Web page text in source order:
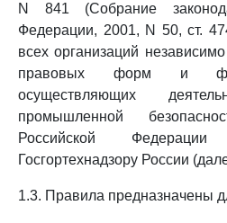
N 841 (Собрание
Федерации, 2001, N 50, ст.
всех организаций
правовых форм и
осуществляющих
промышленной
Российской
Госгортехнадзору России
1.3. Правила предназначены